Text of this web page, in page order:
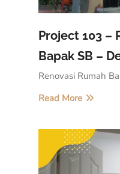
Project 103 –
Bapak SB –
Renovasi Rumah
Read More